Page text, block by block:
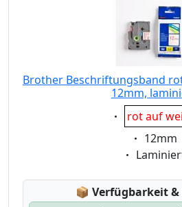
Brother Beschriftungsband
12mm,
Eigenschaft:
rot auf
12mm
📦 Lagerstatus:
Verfügbarkeit &